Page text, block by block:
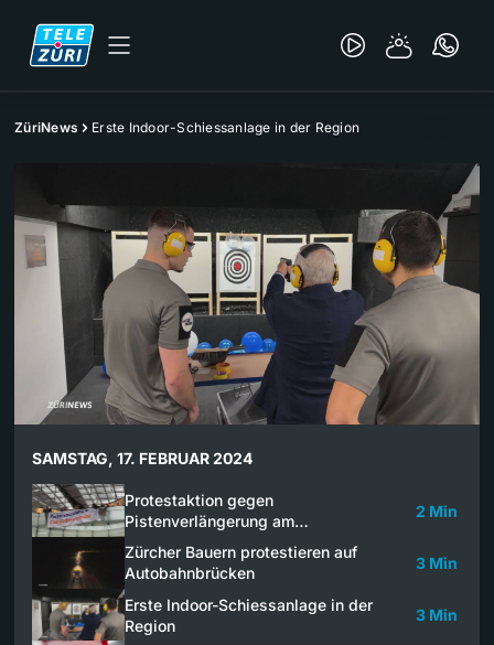
ZüriNews Erste Indoor-Schiessanlage in der Region
SAMSTAG, 17. FEBRUAR 2024
Protestaktion gegen
Pistenverlängerung am…
2 Min
Zürcher Bauern protestieren auf
Autobahnbrücken
3 Min
Erste Indoor-Schiessanlage in der
Region
3 Min